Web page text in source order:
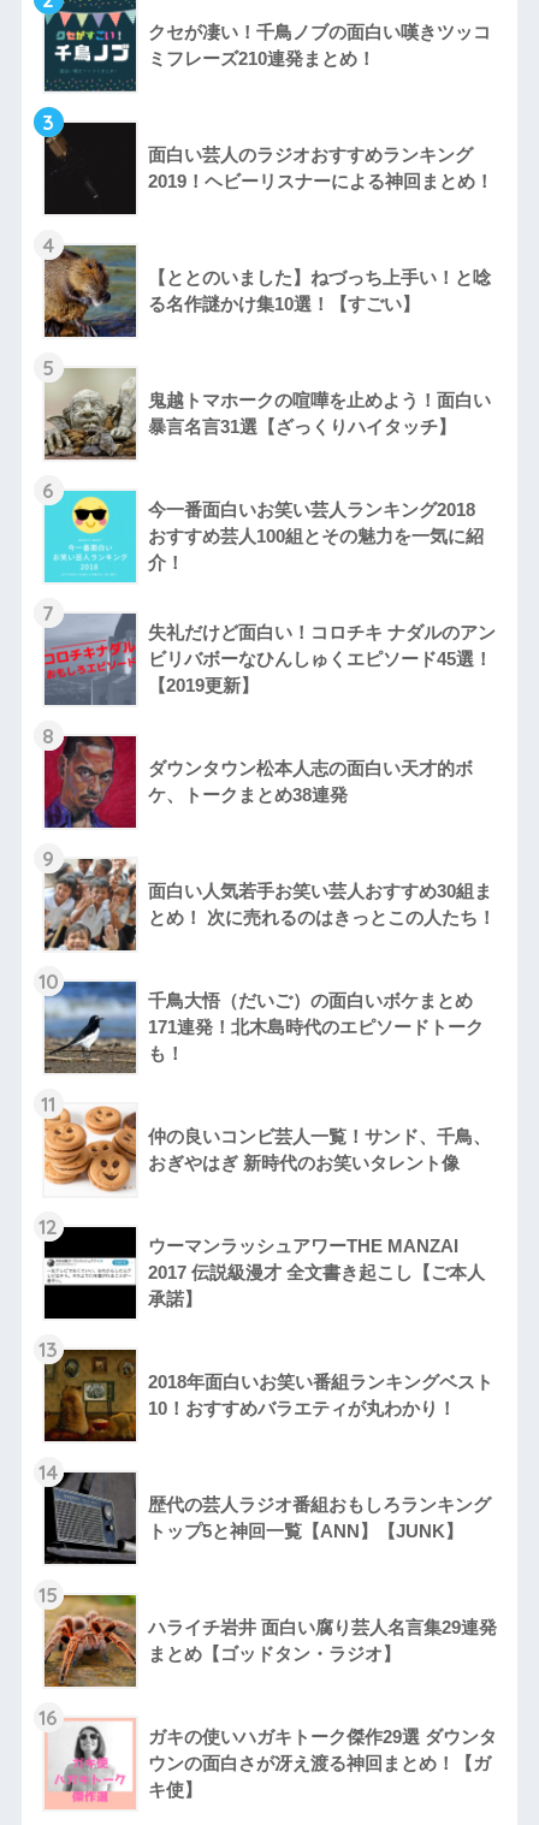
クセが凄い！千鳥ノブの面白い嘆きツッコ
ミフレーズ210連発まとめ！
3
面白い芸人のラジオおすすめランキング
2019！ヘビーリスナーによる神回まとめ！
4
【ととのいました】ねづっち上手い！と唸
る名作謎かけ集10選！【すごい】
5
鬼越トマホークの喧嘩を止めよう！面白い
暴言名言31選【ざっくりハイタッチ】
6
今一番面白いお笑い芸人ランキング2018
おすすめ芸人100組とその魅力を一気に紹
介！
7
失礼だけど面白い！コロチキ ナダルのアン
ビリバボーなひんしゅくエピソード45選！
【2019更新】
8
ダウンタウン松本人志の面白い天才的ボ
ケ、トークまとめ38連発
9
面白い人気若手お笑い芸人おすすめ30組ま
とめ！ 次に売れるのはきっとこの人たち！
10
千鳥大悟（だいご）の面白いボケまとめ
171連発！北木島時代のエピソードトーク
も！
11
仲の良いコンビ芸人一覧！サンド、千鳥、
おぎやはぎ 新時代のお笑いタレント像
12
ウーマンラッシュアワーTHE MANZAI
2017 伝説級漫才 全文書き起こし【ご本人
承諾】
13
2018年面白いお笑い番組ランキングベスト
10！おすすめバラエティが丸わかり！
14
歴代の芸人ラジオ番組おもしろランキング
トップ5と神回一覧【ANN】【JUNK】
15
ハライチ岩井 面白い腐り芸人名言集29連発
まとめ【ゴッドタン・ラジオ】
16
ガキの使いハガキトーク傑作29選 ダウンタ
ウンの面白さが冴え渡る神回まとめ！【ガ
キ使】